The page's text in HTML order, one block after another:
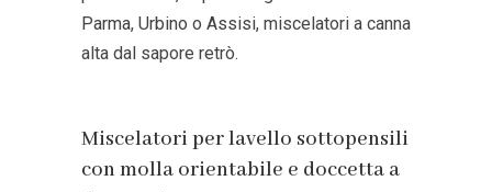
Parma, Urbino o Assisi, miscelatori a canna
alta dal sapore retrò.
Miscelatori per lavello sottopensili
con molla orientabile e doccetta a